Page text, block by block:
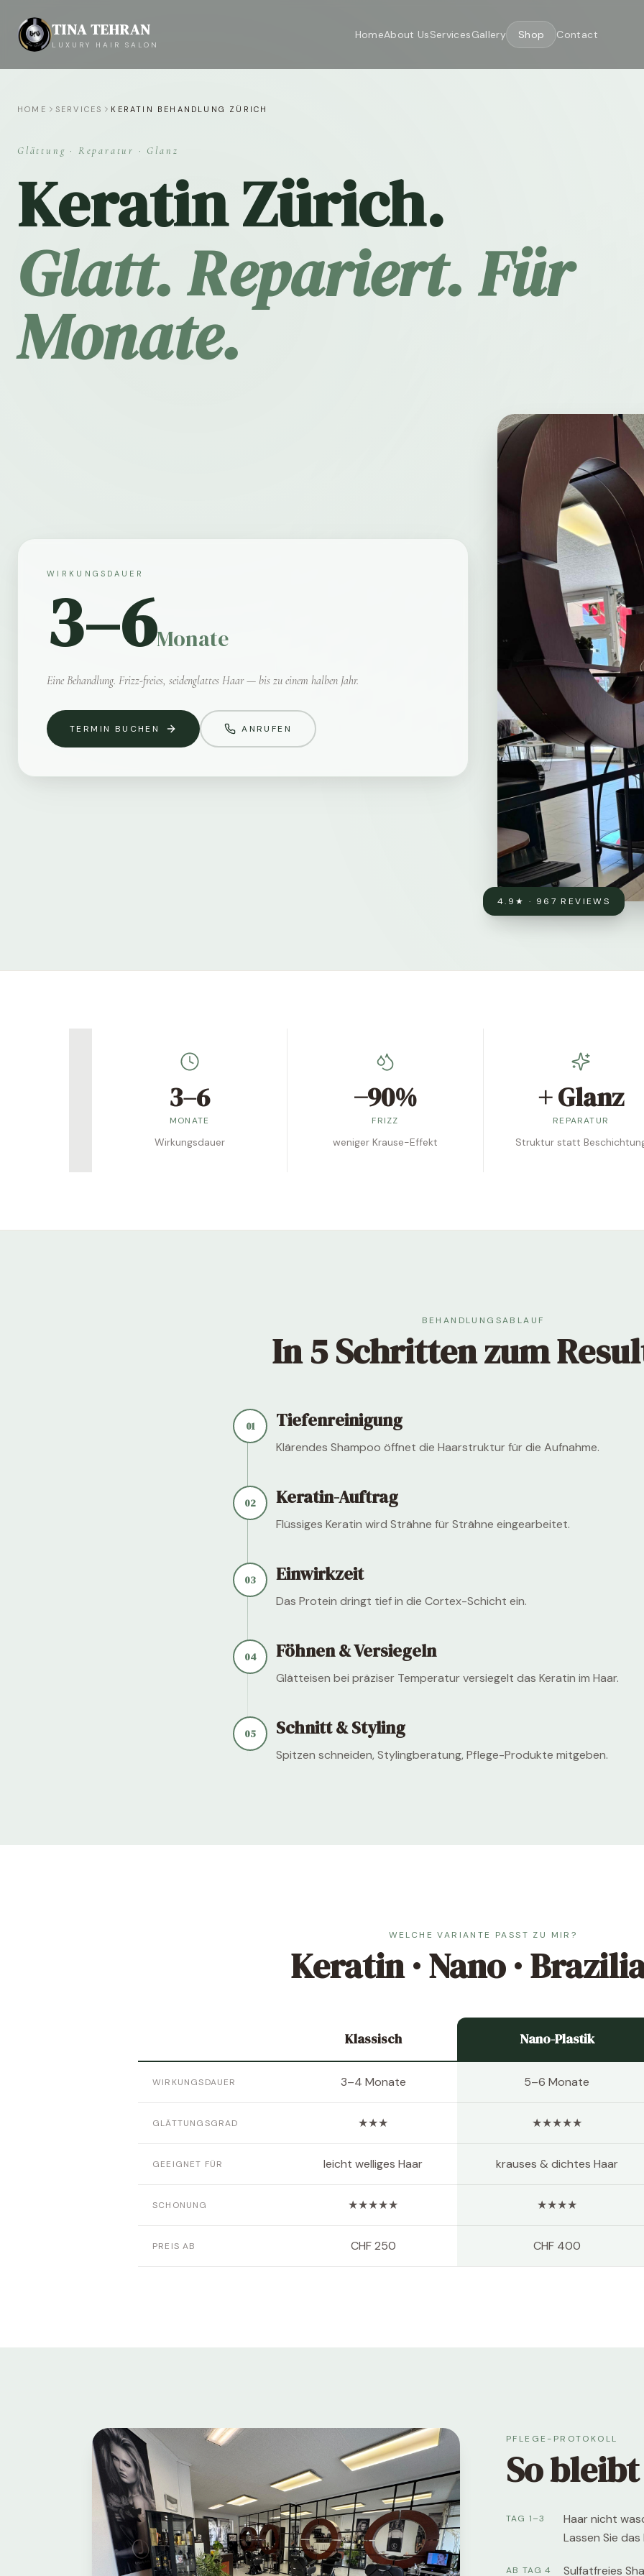
TINA TEHRAN
LUXURY HAIR SALON
HomeAbout UsServicesGallery Shop Contact
HOME SERVICES KERATIN BEHANDLUNG ZÜRICH
Glättung · Reparatur · Glanz
Keratin Zürich.
Glatt. Repariert. Für
Monate.
WIRKUNGSDAUER
3–6Monate
Eine Behandlung. Frizz-freies, seidenglattes Haar — bis zu einem halben Jahr.
TERMIN BUCHEN ANRUFEN
4.9★ · 967 REVIEWS
3–6
MONATE
Wirkungsdauer
−90%
FRIZZ
weniger Krause-Effekt
+ Glanz
REPARATUR
Struktur statt
BEHANDLUNGSABLAUF
In 5 Schritten zum
01 Tiefenreinigung
Klärendes Shampoo öffnet die Haarstruktur für die Aufnahme.
02 Keratin-Auftrag
Flüssiges Keratin wird Strähne für Strähne eingearbeitet.
03 Einwirkzeit
Das Protein dringt tief in die Cortex-Schicht ein.
04 Föhnen & Versiegeln
Glätteisen bei präziser Temperatur versiegelt das Keratin im Haar.
05 Schnitt & Styling
Spitzen schneiden, Stylingberatung, Pflege-Produkte mitgeben.
WELCHE VARIANTE PASST ZU MIR?
Keratin · Nano ·
Klassisch Nano-Plastik
WIRKUNGSDAUER 3–4 Monate 5–6 Monate
GLÄTTUNGSGRAD ★★★ ★★★★★
GEEIGNET FÜR leicht welliges Haar krauses & dichtes Haar
SCHONUNG ★★★★★ ★★★★
PREIS AB CHF 250 CHF 400
PFLEGE-PROTOKOLL
So
TAG 1–3
Haar nicht
Lassen Sie
AB TAG 4 Sulfatfreies